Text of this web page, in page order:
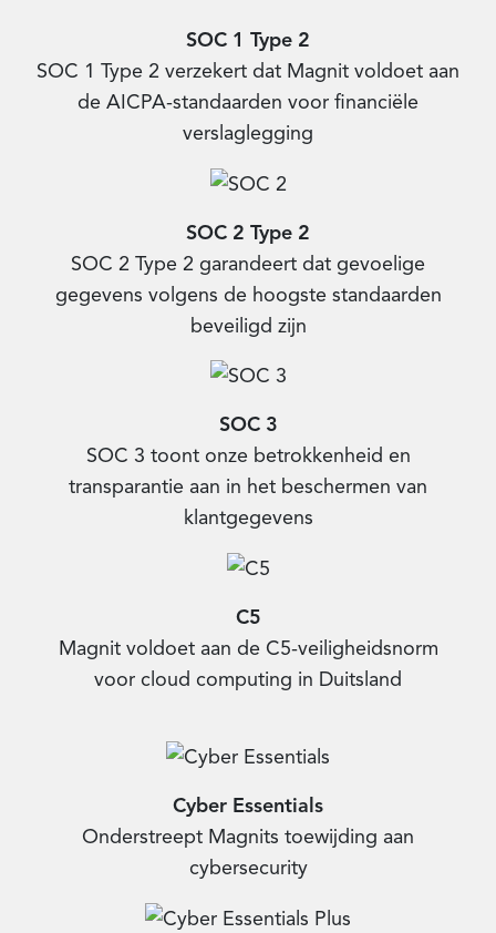
SOC 1 Type 2
SOC 1 Type 2 verzekert dat Magnit voldoet aan
de AICPA-standaarden voor financiële
verslaglegging
SOC 2 Type 2
SOC 2 Type 2 garandeert dat gevoelige
gegevens volgens de hoogste standaarden
beveiligd zijn
SOC 3
SOC 3 toont onze betrokkenheid en
transparantie aan in het beschermen van
klantgegevens
C5
Magnit voldoet aan de C5-veiligheidsnorm
voor cloud computing in Duitsland
Cyber Essentials
Onderstreept Magnits toewijding aan
cybersecurity